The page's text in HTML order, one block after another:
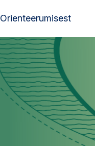
Orienteerumisest